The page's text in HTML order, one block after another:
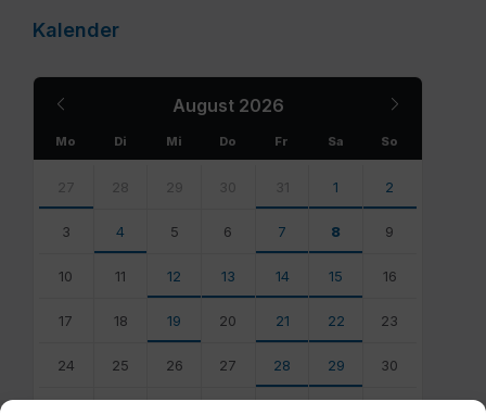
Kalender
August 2026
Month
Mo Di Mi Do Fr Sa So
calendar
days
27 28 29 30 31 1 2
3 4 5 6 7 8 9
10 11 12 13 14 15 16
17 18 19 20 21 22 23
24 25 26 27 28 29 30